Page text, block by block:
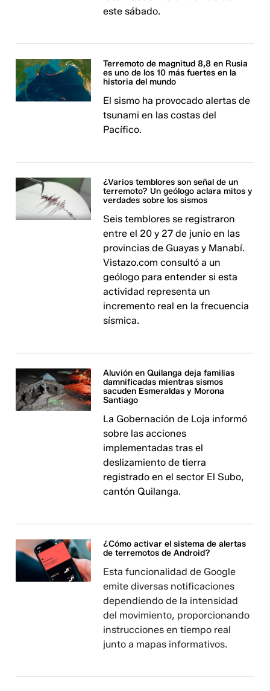
este sábado.
Terremoto de magnitud 8,8 en Rusia
es uno de los 10 más fuertes en la
historia del mundo
El sismo ha provocado alertas de
tsunami en las costas del
Pacífico.
¿Varios temblores son señal de un
terremoto? Un geólogo aclara mitos y
verdades sobre los sismos
Seis temblores se registraron
entre el 20 y 27 de junio en las
provincias de Guayas y Manabí.
Vistazo.com consultó a un
geólogo para entender si esta
actividad representa un
incremento real en la frecuencia
sísmica.
Aluvión en Quilanga deja familias
damnificadas mientras sismos
sacuden Esmeraldas y Morona
Santiago
La Gobernación de Loja informó
sobre las acciones
implementadas tras el
deslizamiento de tierra
registrado en el sector El Subo,
cantón Quilanga.
¿Cómo activar el sistema de alertas
de terremotos de Android?
Esta funcionalidad de Google
emite diversas notificaciones
dependiendo de la intensidad
del movimiento, proporcionando
instrucciones en tiempo real
junto a mapas informativos.